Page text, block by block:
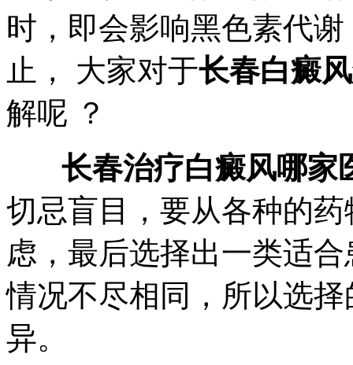
时，即会影响黑色素代
止， 大家对于长春白癜
解呢 ？
长春治疗白癜风哪家
切忌盲目，要从各种的
虑，最后选择出一类适
情况不尽相同，所以选
异。